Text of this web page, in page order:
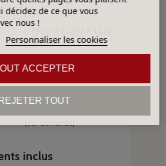
mm
mm environ
Environ 70 kg
(sur demande)
inclus
décidez de ce que vous
nous !
Personnaliser les cookies
REJETER TOUT
ACCEPTER